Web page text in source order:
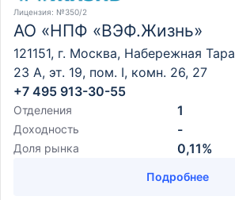
Лицензия: №350/2
АО «НПФ «ВЭФ.Жизнь»
121151, г. Москва, Набережная
23 А, эт. 19, пом. I, комн. 26, 27
+7 495 913-30-55
Отделения 1
Доходность -
Доля рынка 0,11%
Подробнее